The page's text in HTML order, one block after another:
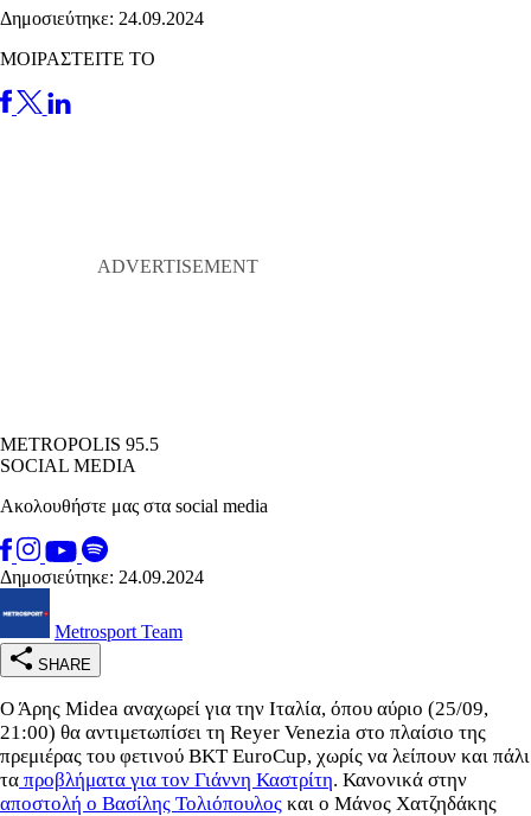
Δημοσιεύτηκε: 24.09.2024
ΜΟΙΡΑΣΤΕΙΤΕ ΤΟ
METROPOLIS 95.5
SOCIAL MEDIA
Ακολουθήστε μας στα social media
Δημοσιεύτηκε: 24.09.2024
Metrosport Team
SHARE
Ο Άρης Μidea αναχωρεί για την Ιταλία, όπου αύριο (25/09,
21:00) θα αντιμετωπίσει τη Reyer Venezia στο πλαίσιο της
πρεμιέρας του φετινού BKT EuroCup, χωρίς να λείπουν και πάλι
τα προβλήματα για τον Γιάννη Καστρίτη. Κανονικά στην
αποστολή ο Βασίλης Τολιόπουλος και ο Μάνος Χατζηδάκης